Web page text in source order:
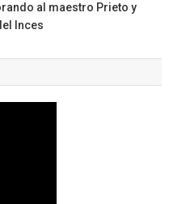
al maestro Prieto y
Inces